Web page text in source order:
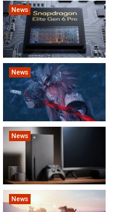
News
News
News
News